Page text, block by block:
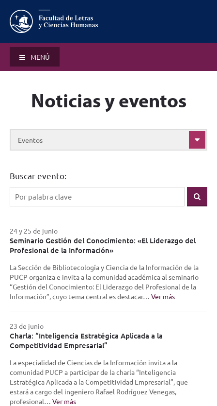
MENÚ
Noticias y eventos
Eventos
Buscar evento:
24 y 25 de junio
Seminario Gestión del Conocimiento: «El Liderazgo del
Profesional de la Información»
La Sección de Bibliotecología y Ciencia de la Información de la
PUCP organiza e invita a la comunidad académica al seminario
“Gestión del Conocimiento: El Liderazgo del Profesional de la
Información”, cuyo tema central es destacar… Ver más
23 de junio
Charla: “Inteligencia Estratégica Aplicada a la
Competitividad Empresarial”
La especialidad de Ciencias de la Información invita a la
comunidad PUCP a participar de la charla “Inteligencia
Estratégica Aplicada a la Competitividad Empresarial”, que
estará a cargo del ingeniero Rafael Rodríguez Venegas,
profesional… Ver más